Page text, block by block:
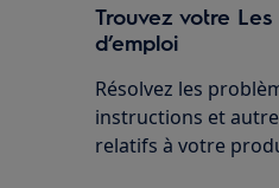
Trouvez votre
d’emploi
Résolvez les
instructions et
relatifs à votre